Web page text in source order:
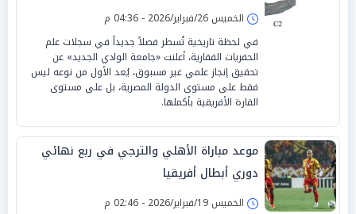
الخميس 26/فبراير/2026 - 04:36 م
في لحظة تاريخية تُسطر فصلاً جديداً في سجلات علم
الحفريات الفقارية، أعلنت «جامعة الوادي الجديد» عن
تحقيق إنجاز علمي غير مسبوق، يُعد الأول من نوعه ليس
فقط على مستوى الدولة المصرية، بل على مستوى
القارة الأفريقية بأكملها.
موعد مباراة الأهلي والترجي في ربع نهائي
دوري أبطال أفريقيا
الخميس 19/فبراير/2026 - 02:46 م